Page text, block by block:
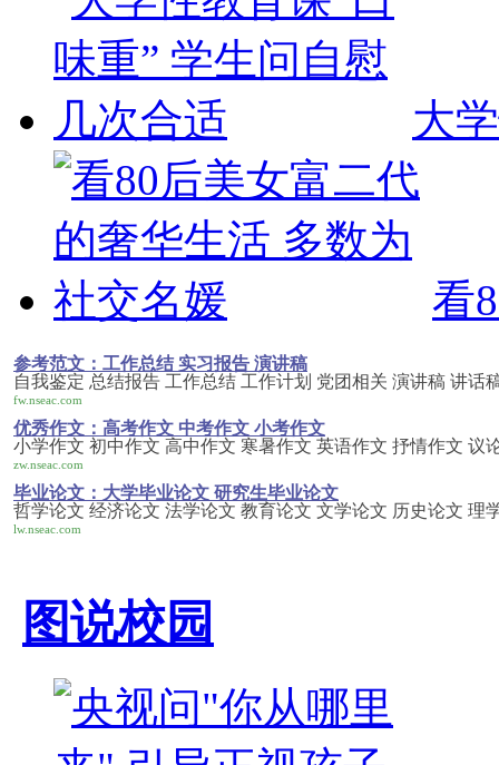
大
看
参考范文：工作总结 实习报告 演讲稿
自我鉴定 总结报告 工作总结 工作计划 党团相关 演讲稿 讲话
fw.nseac.com
优秀作文：高考作文 中考作文 小考作文
小学作文 初中作文 高中作文 寒暑作文 英语作文 抒情作文 议
zw.nseac.com
毕业论文：大学毕业论文 研究生毕业论文
哲学论文 经济论文 法学论文 教育论文 文学论文 历史论文 理
lw.nseac.com
图说校园